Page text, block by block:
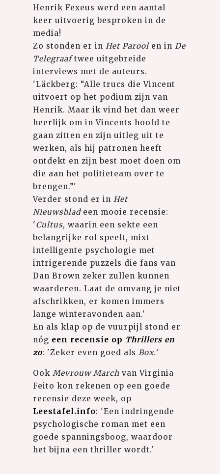
Henrik Fexeus werd een aantal
keer uitvoerig besproken in de
media!
Zo stonden er in Het Parool en in De
Telegraaftwee uitgebreide
interviews met de auteurs.
'Läckberg: “Alle trucs die Vincent
uitvoert op het podium zijn van
Henrik. Maar ik vind het dan weer
heerlijk om in Vincents hoofd te
gaan zitten en zijn uitleg uit te
werken, als hij patronen heeft
ontdekt en zijn best moet doen om
die aan het politieteam over te
brengen.”'
Verder stond er in Het
Nieuwsblad een mooie recensie:
'Cultus, waarin een sekte een
belangrijke rol speelt, mixt
intelligente psychologie met
intrigerende puzzels die fans van
Dan Brown zeker zullen kunnen
waarderen. Laat de omvang je niet
afschrikken, er komen immers
lange winteravonden aan.'
En als klap op de vuurpijl stond er
nóg een recensie op Thrillers en
zo: 'Zeker even goed als Box.'
Ook Mevrouw Marchvan Virginia
Feito kon rekenen op een goede
recensie deze week, op
Leestafel.info: 'Een indringende
psychologische roman met een
goede spanningsboog, waardoor
het bijna een thriller wordt.'